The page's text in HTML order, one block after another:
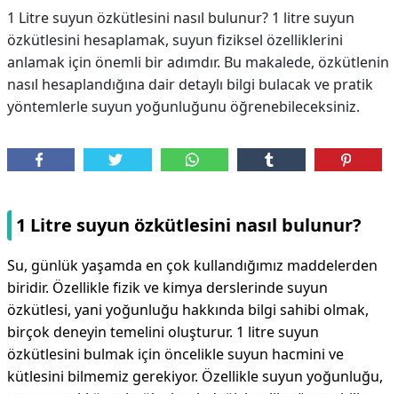
1 Litre suyun özkütlesini nasıl bulunur? 1 litre suyun
özkütlesini hesaplamak, suyun fiziksel özelliklerini
anlamak için önemli bir adımdır. Bu makalede, özkütlenin
nasıl hesaplandığına dair detaylı bilgi bulacak ve pratik
yöntemlerle suyun yoğunluğunu öğrenebileceksiniz.
1 Litre suyun özkütlesini nasıl bulunur?
Su, günlük yaşamda en çok kullandığımız maddelerden
biridir. Özellikle fizik ve kimya derslerinde suyun
özkütlesi, yani yoğunluğu hakkında bilgi sahibi olmak,
birçok deneyin temelini oluşturur. 1 litre suyun
özkütlesini bulmak için öncelikle suyun hacmini ve
kütlesini bilmemiz gerekiyor. Özellikle suyun yoğunluğu,